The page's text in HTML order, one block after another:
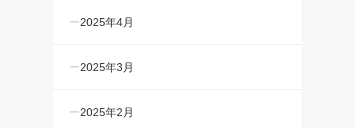
2025年4月
2025年3月
2025年2月